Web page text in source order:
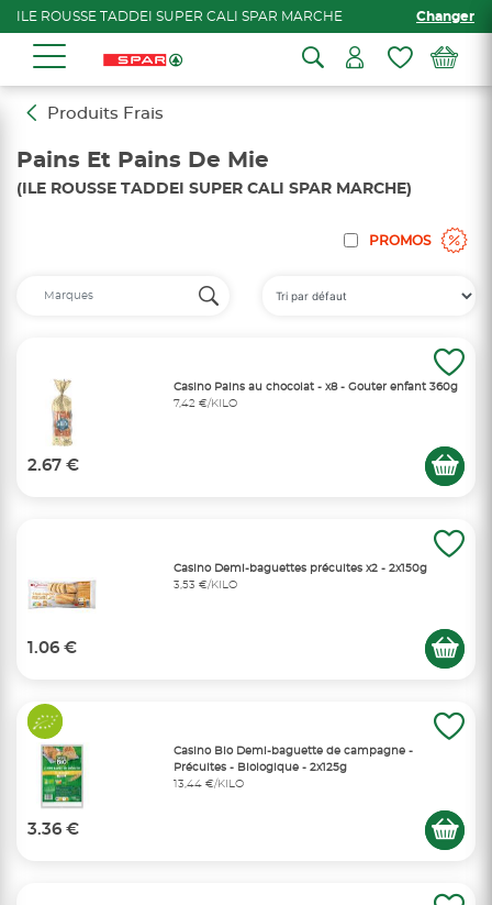
ILE ROUSSE TADDEI SUPER CALI SPAR MARCHE Changer
Produits Frais
Pains Et Pains De Mie
(ILE ROUSSE TADDEI SUPER CALI SPAR MARCHE)
PROMOS
Casino Pains au chocolat - x8 - Gouter enfant 360g
7,42 €/KILO
2.67 €
Casino Demi-baguettes précuites x2 - 2x150g
3,53 €/KILO
1.06 €
Casino Bio Demi-baguette de campagne -
Précuites - Biologique - 2x125g
13,44 €/KILO
3.36 €